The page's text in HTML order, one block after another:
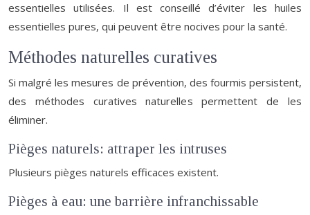
essentielles utilisées. Il est conseillé d’éviter les huiles
essentielles pures, qui peuvent être nocives pour la santé.
Méthodes naturelles curatives
Si malgré les mesures de prévention, des fourmis persistent,
des méthodes curatives naturelles permettent de les
éliminer.
Pièges naturels: attraper les intruses
Plusieurs pièges naturels efficaces existent.
Pièges à eau: une barrière infranchissable